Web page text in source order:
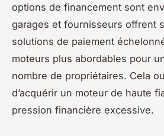
options de financement sont
garages et fournisseurs offrent
solutions de paiement
moteurs plus abordables pour
nombre de propriétaires. Cela
d’acquérir un moteur de haute
pression financière excessive.